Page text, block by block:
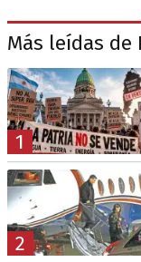
Más leídas de
1
2